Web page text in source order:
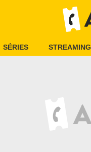
SÉRIES STREAMING